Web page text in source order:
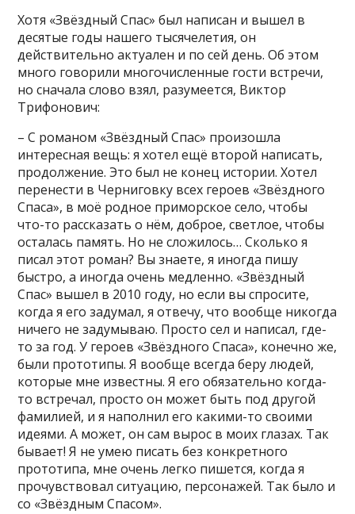
Хотя «Звёздный Спас» был написан и вышел в
десятые годы нашего тысячелетия, он
действительно актуален и по сей день. Об этом
много говорили многочисленные гости встречи,
но сначала слово взял, разумеется, Виктор
Трифонович:
– С романом «Звёздный Спас» произошла
интересная вещь: я хотел ещё второй написать,
продолжение. Это был не конец истории. Хотел
перенести в Черниговку всех героев «Звёздного
Спаса», в моё родное приморское село, чтобы
что-то рассказать о нём, доброе, светлое, чтобы
осталась память. Но не сложилось… Сколько я
писал этот роман? Вы знаете, я иногда пишу
быстро, а иногда очень медленно. «Звёздный
Спас» вышел в 2010 году, но если вы спросите,
когда я его задумал, я отвечу, что вообще никогда
ничего не задумываю. Просто сел и написал, где-
то за год. У героев «Звёздного Спаса», конечно же,
были прототипы. Я вообще всегда беру людей,
которые мне известны. Я его обязательно когда-
то встречал, просто он может быть под другой
фамилией, и я наполнил его какими-то своими
идеями. А может, он сам вырос в моих глазах. Так
бывает! Я не умею писать без конкретного
прототипа, мне очень легко пишется, когда я
прочувствовал ситуацию, персонажей. Так было и
со «Звёздным Спасом».